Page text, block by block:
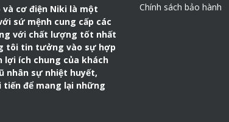
và cơ điện Niki là một
sứ mệnh cung cấp các
với chất lượng tốt nhất
tôi tin tưởng vào sự hợp
lợi ích chung của khách
nhân sự nhiệt huyết,
để mang lại những
Chính sách bảo hành